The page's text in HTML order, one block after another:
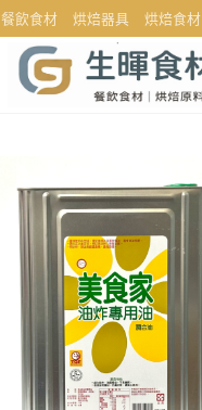
餐飲食材 烘焙器具 烘焙食材